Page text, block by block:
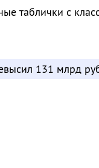
таблички с
131 млрд